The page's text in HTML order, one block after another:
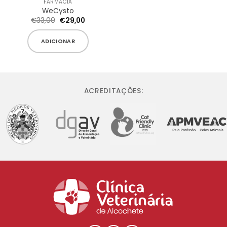
FARMACIA
WeCysto
€33,00 O
preço
original
era:
€33,00.
€29,00
atual
é:
€29,00.
ADICIONAR
ACREDITAÇÕES: